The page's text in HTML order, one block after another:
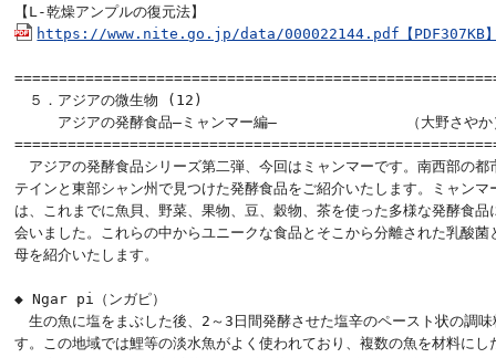
https://www.nite.go.jp/data/000022144.pdf【PDF307KB
５．アジアの微生物 (12)
アジアの発酵食品―ミャンマー編―　　　　　　　　　（大野さやか
アジアの発酵食品シリーズ第二弾、今回はミャンマーです。南西部の都
テインと東部シャン州で見つけた発酵食品をご紹介いたします。ミャンマ
は、これまでに魚貝、野菜、果物、豆、穀物、茶を使った多様な発酵食品
会いました。これらの中からユニークな食品とそこから分離された乳酸菌
母を紹介いたします。
◆ Ngar pi（ンガピ）
生の魚に塩をまぶした後、2～3日間発酵させた塩辛のペースト状の調味
す。この地域では鯉等の淡水魚がよく使われており、複数の魚を材料にし